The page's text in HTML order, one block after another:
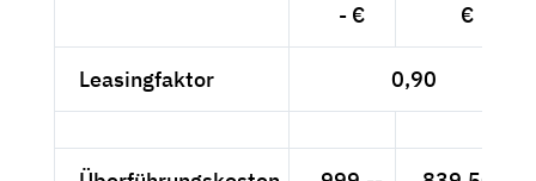
- €
€
Leasingfaktor 0,90